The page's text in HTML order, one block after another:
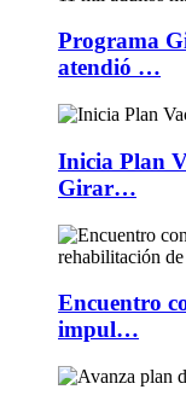
Programa
atendió …
Inicia Plan
Girar…
Encuentro
impul…